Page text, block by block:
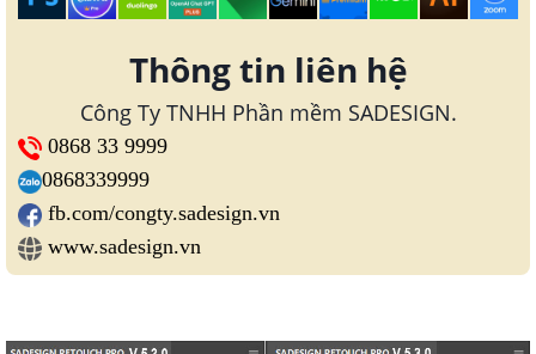
Thông tin liên hệ
Công Ty TNHH Phần mềm SADESIGN.
0868 33 9999
0868339999
fb.com/congty.sadesign.vn
www.sadesign.vn